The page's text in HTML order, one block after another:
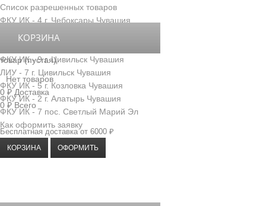
Список разрешенных товаров
ФКУ ИК - 4 г. Чебоксары Чувашия
ФКУ ИК - 3 г. Новочебоксарск Чувашия
ФКУ ИК - 9 г. Цивильск Чувашия
ЛИУ - 7 г. Цивильск Чувашия
ФКУ ИК - 5 г. Козловка Чувашия
ФКУ ИК - 2 г. Алатырь Чувашия
ФКУ ИК - 7 пос. Светлый Марий Эл
Как оформить заявку
КОРЗИНА
товар (пустая)
Нет товаров
0 ₽ Доставка
0 ₽ Всего
Бесплатная доставка от 6000 ₽
КОРЗИНА ОФОРМИТЬ